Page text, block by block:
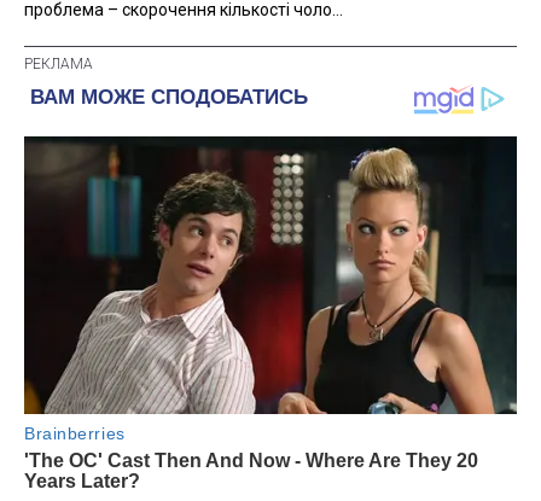
проблема – скорочення кількості чоло...